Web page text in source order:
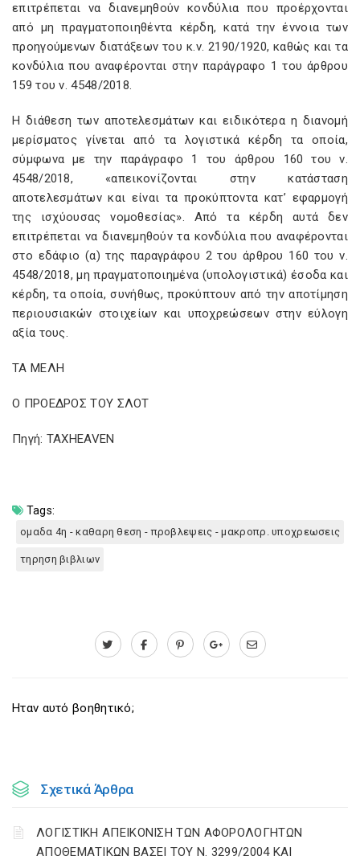
επιτρέπεται να διανεμηθούν κονδύλια που προέρχονται
από μη πραγματοποιηθέντα κέρδη, κατά την έννοια των
προηγούμενων διατάξεων του κ.ν. 2190/1920, καθώς και τα
κονδύλια που αναφέρονται στην παράγραφο 1 του άρθρου
159 του ν. 4548/2018.
Η διάθεση των αποτελεσμάτων και ειδικότερα η διανομή
μερίσματος γίνεται από τα λογιστικά κέρδη τα οποία,
σύμφωνα με την παράγραφο 1 του άρθρου 160 του ν.
4548/2018, «απεικονίζονται στην κατάσταση
αποτελεσμάτων και είναι τα προκύπτοντα κατ’ εφαρμογή
της ισχύουσας νομοθεσίας». Από τα κέρδη αυτά δεν
επιτρέπεται να διανεμηθούν τα κονδύλια που αναφέρονται
στο εδάφιο (α) της παραγράφου 2 του άρθρου 160 του ν.
4548/2018, μη πραγματοποιημένα (υπολογιστικά) έσοδα και
κέρδη, τα οποία, συνήθως, προκύπτουν από την αποτίμηση
περιουσιακών στοιχείων και υποχρεώσεων στην εύλογη
αξία τους.
ΤΑ ΜΕΛΗ
Ο ΠΡΟΕΔΡΟΣ ΤΟΥ ΣΛΟΤ
Πηγή: TAXHEAVEN
Tags:
ομαδα 4η - καθαρη θεση - προβλεψεις - μακροπρ. υποχρεωσεις
τηρηση βιβλιων
Ηταν αυτό βοηθητικό;
Σχετικά Άρθρα
ΛΟΓΙΣΤΙΚΗ ΑΠΕΙΚΟΝΙΣΗ ΤΩΝ ΑΦΟΡΟΛΟΓΗΤΩΝ
ΑΠΟΘΕΜΑΤΙΚΩΝ ΒΑΣΕΙ ΤΟΥ N. 3299/2004 ΚΑΙ